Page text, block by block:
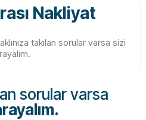
Nakliyat
takılan sorular varsa sizi
sorular varsa